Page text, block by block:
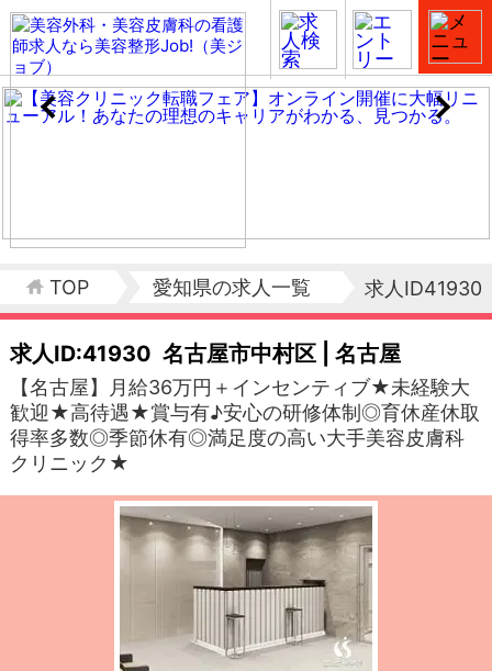
TOP 愛知県の求人一覧 求人ID41930
求人ID:41930 名古屋市中村区 | 名古屋
【名古屋】月給36万円＋インセンティブ★未経験大
歓迎★高待遇★賞与有♪安心の研修体制◎育休産休取
得率多数◎季節休有◎満足度の高い大手美容皮膚科
クリニック★